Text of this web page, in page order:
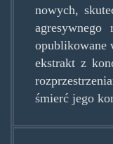
nowych,
agresywnego
opublikowane
ekstrakt z
śmierć jego